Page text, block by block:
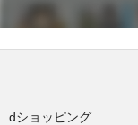
dショッピング